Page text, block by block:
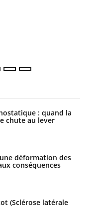
: quand la
chute au lever
déformation des
conséquences
(Sclérose latérale